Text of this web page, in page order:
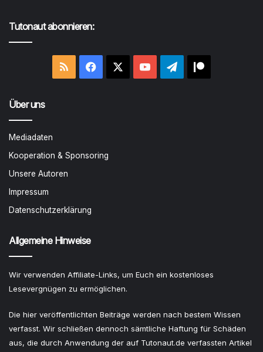
Tutonaut abonnieren:
RSS Facebook YouTubeTelegram
Über uns
Mediadaten
Kooperation & Sponsoring
Unsere Autoren
Impressum
Datenschutzerklärung
Allgemeine Hinweise
Wir verwenden Affiliate-Links, um Euch ein kostenloses
Lesevergnügen zu ermöglichen.
Die hier veröffentlichten Beiträge werden nach bestem Wissen
verfasst. Wir schließen dennoch sämtliche Haftung für Schäden
aus, die durch Anwendung der auf Tutonaut.de verfassten Artikel